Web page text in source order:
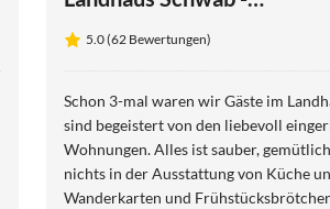
Ferienwohnung
5.0 (62 Bewertungen)
Schon 3-mal waren wir Gäste im
sind begeistert von den liebevoll
Wohnungen. Alles ist sauber,
nichts in der Ausstattung von Küche
Wanderkarten und